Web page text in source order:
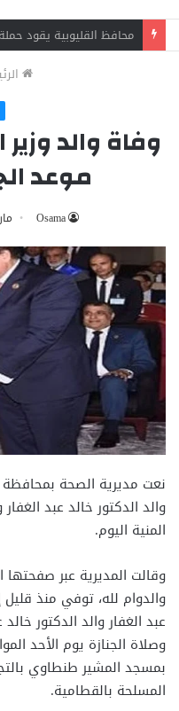
وفاة والد
موعد
Osama مارس
نعت مديرية الصحة بمحافظة
والد الدكتور خالد عبد
المنية اليوم.
وقالت المديرية عبر صفحتها
والدوام لله، توفي منذ
عبد الغفار والد الدكتور
بمسجد المشير طنطاوي
المسلحة بالقطامية.